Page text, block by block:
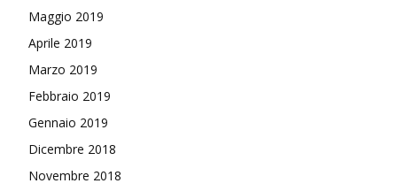
Maggio 2019
Aprile 2019
Marzo 2019
Febbraio 2019
Gennaio 2019
Dicembre 2018
Novembre 2018